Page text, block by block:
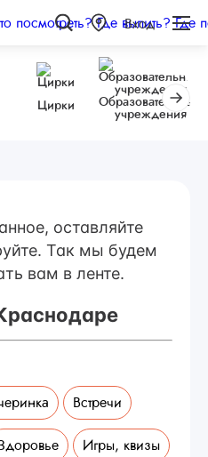
Вход
Цирки
Образовательные
учреждения
оставляйте
Так мы будем
вам в ленте.
Встречи
Игры, квизы